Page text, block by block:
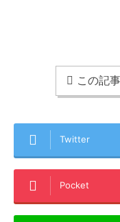
この記
Twitter
Pocket